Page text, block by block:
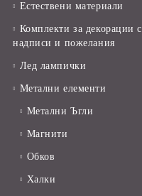
Естествени материали
Комплекти за декорации с
надписи и пожелания
Лед лампички
Метални елементи
Метални Ъгли
Магнити
Обков
Халки